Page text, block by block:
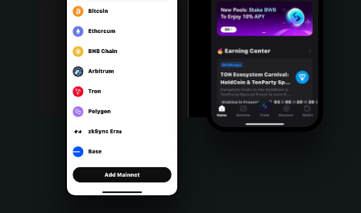
Português (Portugal)
Bahasa Indonesia
Português (Brasil)
Español (Argentina)